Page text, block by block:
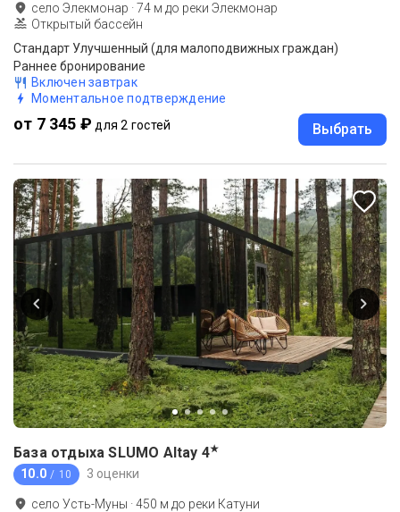
село Элекмонар ·74 м до реки Элекмонар
Открытый бассейн
Стандарт Улучшенный (для малоподвижных граждан)
Раннее бронирование
Включен завтрак
Моментальное подтверждение
от 7 345 ₽ для 2 гостей Выбрать
База отдыха SLUMO Altay 4★
10.0 / 10 3 оценки
село Усть-Муны ·450 м до реки Катуни